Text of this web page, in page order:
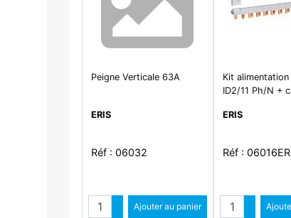
Peigne Verticale 63A
ERIS
Réf : 06032
QuantitéAugmenter quantité
Diminuer quantité
Ajouter au panier
Kit
ID2/11 Ph/N +
ERIS
Réf : 06016ER
Quantité